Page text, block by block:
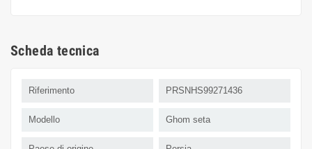
Scheda tecnica
Riferimento PRSNHS99271436
Modello Ghom seta